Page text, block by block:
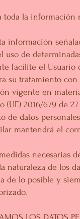
toda la
información
uso de
facilite el
su tratamiento
vigente en
(UE) 2016/679 de
de datos
mantendrá el
naturaleza de los
de lo posible y